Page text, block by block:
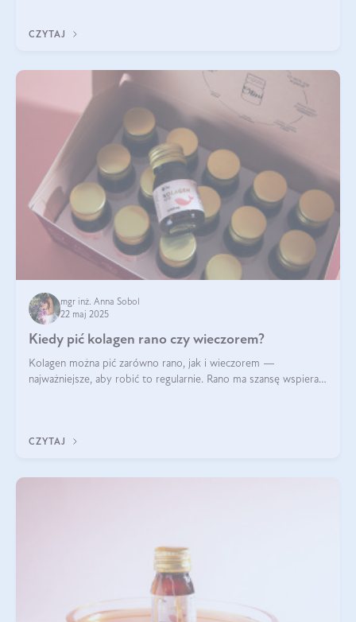
CZYTAJ
mgr inż. Anna Sobol
22 maj 2025
Kiedy pić kolagen rano czy wieczorem?
Kolagen można pić zarówno rano, jak i wieczorem —
najważniejsze, aby robić to regularnie. Rano ma szansę wspierać
CZYTAJ